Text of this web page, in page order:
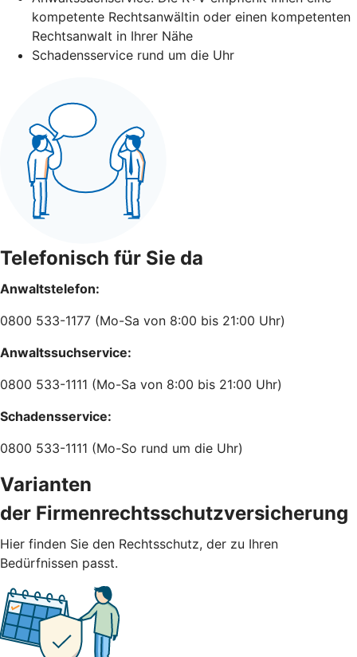
kompetente Rechtsanwältin oder einen kompetenten
Rechtsanwalt in Ihrer Nähe
Schadensservice rund um die Uhr
Telefonisch für Sie da
Anwaltstelefon:
0800 533-1177 (Mo-Sa von 8:00 bis 21:00 Uhr)
Anwaltssuchservice:
0800 533-1111 (Mo-Sa von 8:00 bis 21:00 Uhr)
Schadensservice:
0800 533-1111 (Mo-So rund um die Uhr)
Varianten
der Firmenrechtsschutzversicherung
Hier finden Sie den Rechtsschutz, der zu Ihren
Bedürfnissen passt.